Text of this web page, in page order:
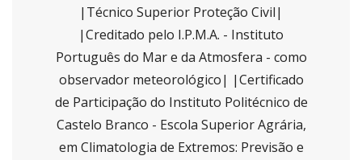
|Técnico Superior Proteção Civil|
|Creditado pelo I.P.M.A. - Instituto
Português do Mar e da Atmosfera - como
observador meteorológico| |Certificado
de Participação do Instituto Politécnico de
Castelo Branco - Escola Superior Agrária,
em Climatologia de Extremos: Previsão e